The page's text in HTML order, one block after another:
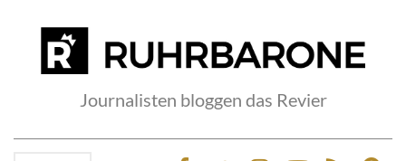
Journalisten bloggen das Revier